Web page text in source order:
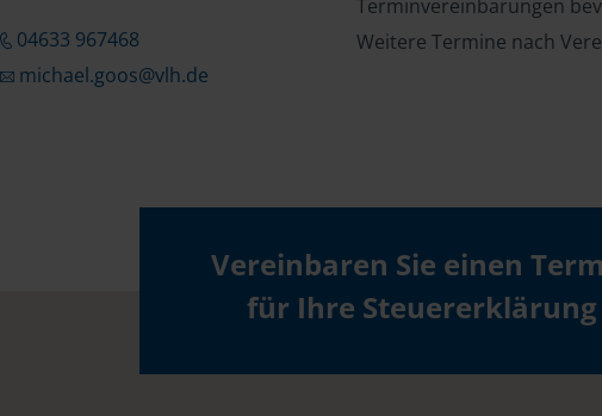
04633 967468
michael.goos@vlh.de
Terminvereinbarungen
Weitere Termine nach
Vereinbaren Sie einen
für Ihre Steuererklärung